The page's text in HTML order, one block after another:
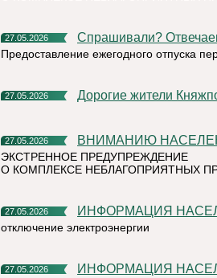
27.05.2026 Спрашивали?
Предоставление ежегодного отпуска
27.05.2026 Дорогие жители
27.05.2026 ВНИМАНИЮ
ЭКСТРЕННОЕ ПРЕДУПРЕЖДЕНИЕ
О КОМПЛЕКСЕ НЕБЛАГОПРИЯТНЫХ
27.05.2026 ИНФОРМАЦИЯ
отключение электроэнергии
27.05.2026 ИНФОРМАЦИЯ